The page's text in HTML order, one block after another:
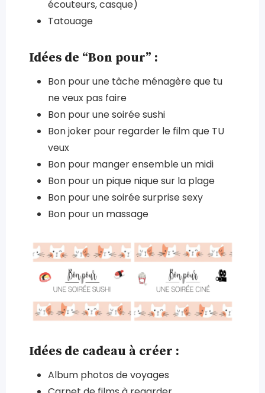
écouteurs, casque)
Tatouage
Idées de “Bon pour” :
Bon pour une tâche ménagère que tu
ne veux pas faire
Bon pour une soirée sushi
Bon joker pour regarder le film que TU
veux
Bon pour manger ensemble un midi
Bon pour un pique nique sur la plage
Bon pour une soirée surprise sexy
Bon pour un massage
Idées de cadeau à créer :
Album photos de voyages